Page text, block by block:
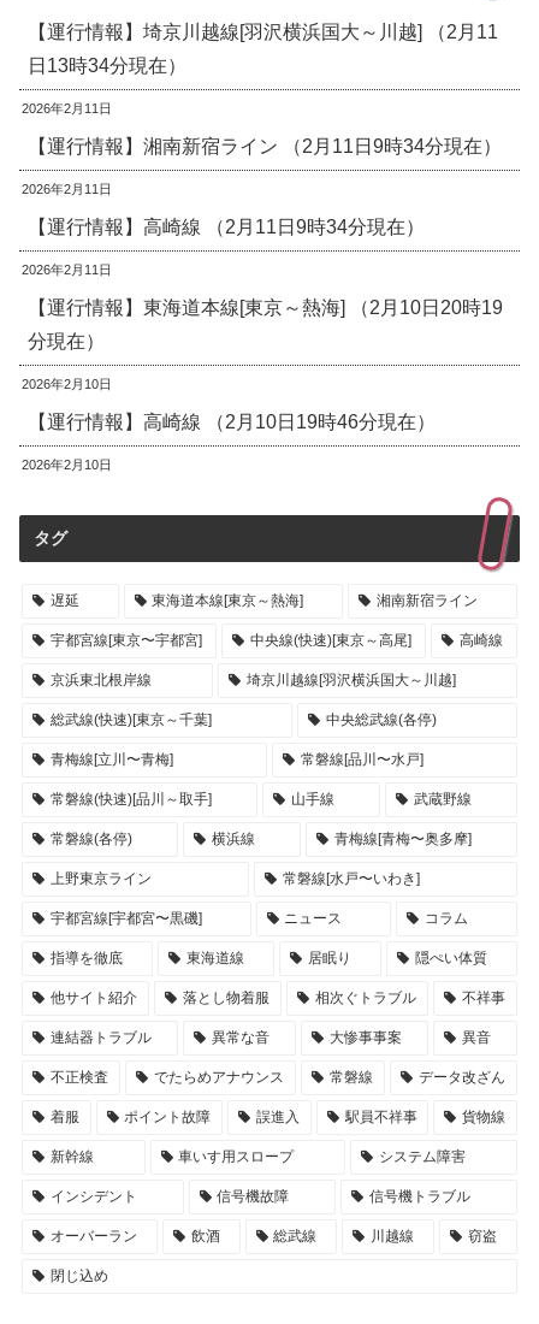
【運行情報】埼京川越線[羽沢横浜国大～川越] （2月11
日13時34分現在）
2026年2月11日
【運行情報】湘南新宿ライン （2月11日9時34分現在）
2026年2月11日
【運行情報】高崎線 （2月11日9時34分現在）
2026年2月11日
【運行情報】東海道本線[東京～熱海] （2月10日20時19
分現在）
2026年2月10日
【運行情報】高崎線 （2月10日19時46分現在）
2026年2月10日
タグ
遅延 東海道本線[東京～熱海] 湘南新宿ライン
宇都宮線[東京〜宇都宮] 中央線(快速)[東京～高尾] 高崎線
京浜東北根岸線 埼京川越線[羽沢横浜国大～川越]
総武線(快速)[東京～千葉] 中央総武線(各停)
青梅線[立川〜青梅] 常磐線[品川〜水戸]
常磐線(快速)[品川～取手] 山手線 武蔵野線
常磐線(各停) 横浜線 青梅線[青梅〜奥多摩]
上野東京ライン 常磐線[水戸〜いわき]
宇都宮線[宇都宮〜黒磯] ニュース コラム
指導を徹底 東海道線 居眠り 隠ぺい体質
他サイト紹介 落とし物着服 相次ぐトラブル 不祥事
連結器トラブル 異常な音 大惨事事案 異音
不正検査 でたらめアナウンス 常磐線 データ改ざん
着服 ポイント故障 誤進入 駅員不祥事 貨物線
新幹線 車いす用スロープ システム障害
インシデント 信号機故障 信号機トラブル
オーバーラン 飲酒 総武線 川越線 窃盗
閉じ込め